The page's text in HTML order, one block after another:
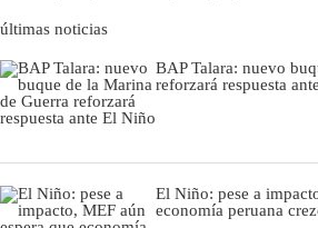
últimas noticias
BAP Talara: nuevo
reforzará respuesta
El Niño: pese a
economía peruana